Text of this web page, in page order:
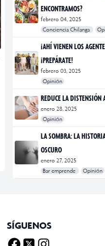
ENCONTRAMOS?
febrero 04, 2025
Conciencia Chilanga
#bienestar
#Opinión
#Principal
¡AHÍ VIENEN LOS
¡PREPÁRATE!
febrero 03, 2025
Opinión
#Bar Emprende
#Opinión
#Principal
REDUCE LA
enero 28, 2025
Opinión
#bienestar
#Opinión
#Principal
#Salud
LA SOMBRA: LA
OSCURO
enero 27, 2025
Bar emprende
Opinión
#Bar Emprende
#CDMX
#marketing
SÍGUENOS